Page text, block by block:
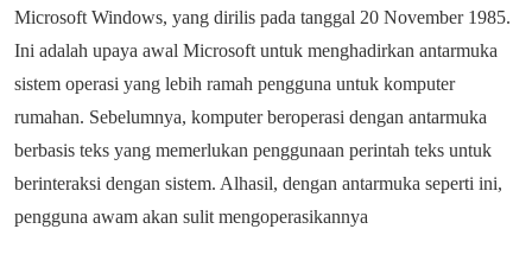
Microsoft Windows, yang dirilis pada tanggal 20 November 1985.
Ini adalah upaya awal Microsoft untuk menghadirkan antarmuka
sistem operasi yang lebih ramah pengguna untuk komputer
rumahan. Sebelumnya, komputer beroperasi dengan antarmuka
berbasis teks yang memerlukan penggunaan perintah teks untuk
berinteraksi dengan sistem. Alhasil, dengan antarmuka seperti ini,
pengguna awam akan sulit mengoperasikannya